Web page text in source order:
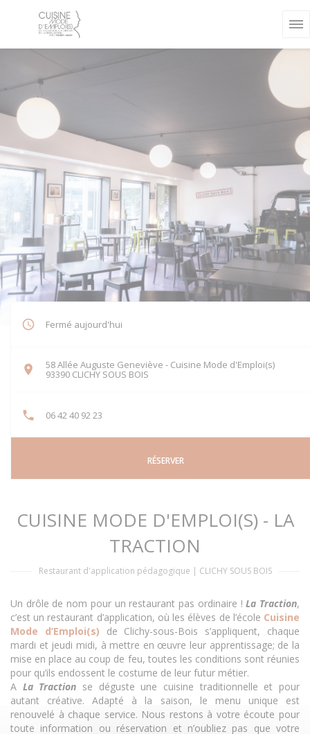
Fermé aujourd'hui
58 Allée Auguste Geneviève - Cuisine Mode d'Emploi(s)
93390 CLICHY SOUS BOIS ((ouvre une nouvelle fenêtre))
06 42 40 92 23
RÉSERVER
CUISINE MODE D'EMPLOI(S) - LA
TRACTION
Restaurant d'application pédagogique | CLICHY SOUS BOIS
Un drôle de nom pour un restaurant pas ordinaire !La Traction,
c’est un restaurant d’application, où les élèves de l’école Cuisine
Mode d’Emploi(s) de Clichy-sous-Bois s’appliquent, chaque
mardi et jeudi midi, à mettre en œuvre leur apprentissage; de la
mise en place au coup de feu, toutes les conditions sont réunies
pour qu’ils endossent le costume de leur futur métier.
A La Traction se déguste une cuisine traditionnelle et pour
autant créative. Adapté à la saison, le menu unique est
renouvelé à chaque service. Nous restons à votre écoute pour
toute information ou réservation et n’oubliez pas que votre